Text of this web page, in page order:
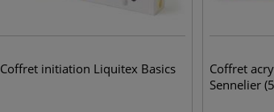
Coffret initiation Liquitex Basics
Coffret
Sennelier